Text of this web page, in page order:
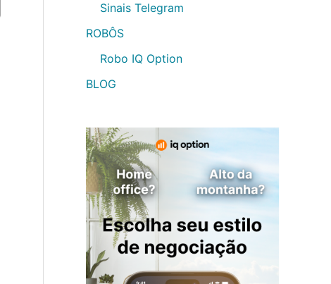
Sinais Telegram
ROBÔS
Robo IQ Option
BLOG